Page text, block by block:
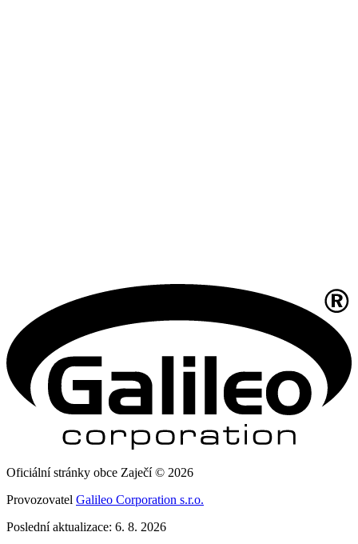
Oficiální stránky obce Zaječí © 2026
Provozovatel Galileo Corporation s.r.o.
Poslední aktualizace: 6. 8. 2026